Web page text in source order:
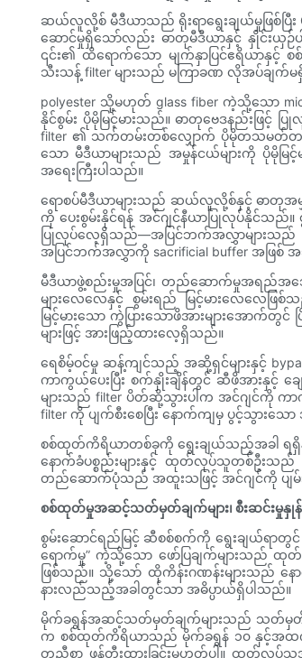
ဆယ်လူလို့စ် မီဒီယာသည် ရိုးရာရွေးချယ်မှုဖြစ်ပြီး
ဆောင်မှုရှိသော်လည်း ဓာတုမီဒီယာနှင့် နှိုင်းယှဉ်
၎င်း၏ ထိရောက်သော မျက်နှာပြင်ဧရိယာနှ
သီးသန့် filter များသည် မကြာခဏ လိုအပ်ချက်မရှိ
polyester သို့မဟုတ် glass fiber ကဲ့သို့သော
နိုင်စွမ်း ပိုမိုမြင့်မားသည်။ ဓာတုဗေဒနည်းဖြ
filter ၏ သက်တမ်းတစ်လျှောက် ပိုမိုတသမတ်တည်း
သော မီဒီယာများသည် အမှုန်ငယ်များကို ပိုမိုမြ
အရေးကြီးပါသည်။
ရောစပ်မီဒီယာများသည် ဆယ်လူလို့စ်နှင့် ဓာတုအမျှင်
ကို ပေးစွမ်းနိုင်ရန် အင်ဂျင်နီယာပြုလုပ်နိုင်သ
ပြုလုပ်လေ့ရှိသည်—အပြင်ဘက်အလွှာများသည်
အပြင်ဘက်အလွှာကို sacrificial buffer အဖြစ် အ
မီဒီယာဖွဲ့စည်းမှုအပြင်၊ တည်ဆောက်မှုအရည်အသွ
များလေလေနှင့် စွမ်းရည် မြင့်မားလေလေဖြ
မြင့်မားသော ကွဲပြားသောဖိအားများအောက်
များဖြင့် အားဖြည့်ထားလေ့ရှိသည်။
ရေစိမ့်ဝင်မှု ဆန့်ကျင်သည့် အဆို့ရှင်များနှင့်
ကာကွယ်ပေးပြီး စက်နှိုးချိန်တွင် ဆီဖိအားနှင့် ခ
များသည် filter ပိတ်ဆို့သွားပါက အင်ဂျင်ကို
filter ကို ပျက်စီးစေပြီး နောက်ကျမှ ပွင့်သွာ
စစ်ထုတ်ကိရိယာတစ်ခုကို ရွေးချယ်သည့်အခါ ရရှိနို
နောက်ခံပစ္စည်းများနှင့် ထုတ်လုပ်သူတစ်ဦးသည်
တည်ဆောက်ပုံသည် အထူးသဖြင့် အင်ဂျင်ကို ပျ
စစ်ထုတ်မှုအဆင့်သတ်မှတ်ချက်များ၊ စီးဆင်းမှုနှုန်
စွမ်းဆောင်ရည်မြင့် ဆီစစ်စက်ကို ရွေးချယ်ရာ
ရောက်မှု” ကဲ့သို့သော ဖော်ပြချက်များသည်
ဖြစ်သည်။ သို့သော် ထိုကိန်းဂဏန်းများသည် န
နားလည်သည့်အခါတွင်သာ အဓိပ္ပာယ်ရှိပါသည်။
မိုက်ခရွန်အဆင့်သတ်မှတ်ချက်များသည် သတ်မှတ်
က စစ်ထုတ်ကိရိယာသည် မိုက်ခရွန် ၁၀ နှင့်အထက် အ
တူညီစွာ ဖန်တီးထားခြင်းမဟုတ်ပါ။ ထုတ်လုပ်သူ